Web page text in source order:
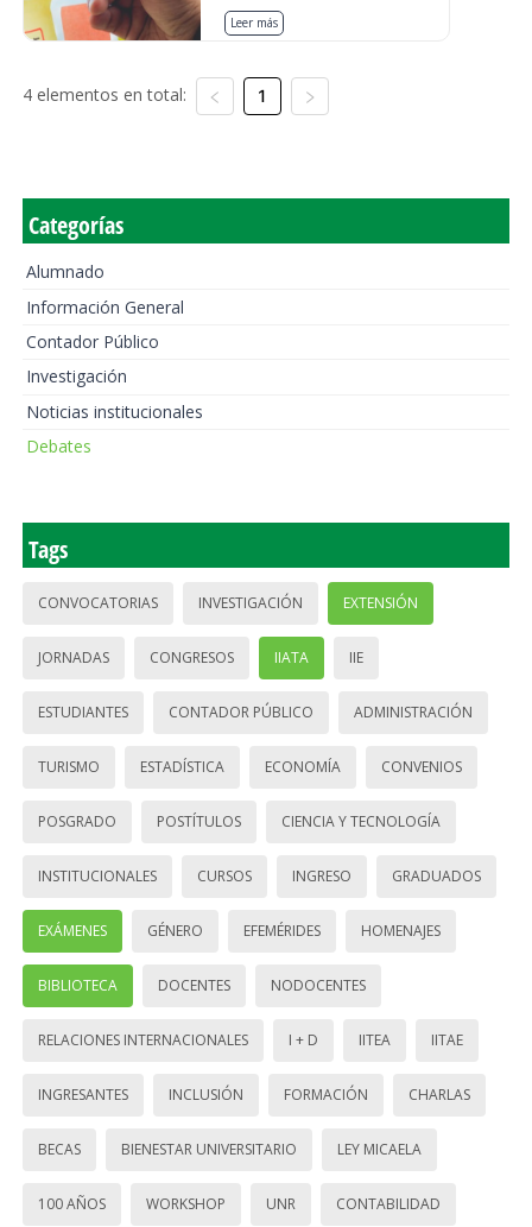
Leer más
4 elementos en total: 1
Categorías
Alumnado
Información General
Contador Público
Investigación
Noticias institucionales
Debates
Tags
CONVOCATORIAS INVESTIGACIÓN EXTENSIÓN
JORNADAS CONGRESOS IIATA IIE
ESTUDIANTES CONTADOR PÚBLICO ADMINISTRACIÓN
TURISMO ESTADÍSTICA ECONOMÍA CONVENIOS
POSGRADO POSTÍTULOS CIENCIA Y TECNOLOGÍA
INSTITUCIONALES CURSOS INGRESO GRADUADOS
EXÁMENES GÉNERO EFEMÉRIDES HOMENAJES
BIBLIOTECA DOCENTES NODOCENTES
RELACIONES INTERNACIONALES I + D IITEA IITAE
INGRESANTES INCLUSIÓN FORMACIÓN CHARLAS
BECAS BIENESTAR UNIVERSITARIO LEY MICAELA
100 AÑOS WORKSHOP UNR CONTABILIDAD